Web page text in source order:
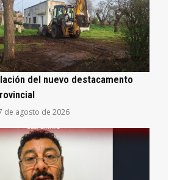
del nuevo destacamento
de agosto de 2026